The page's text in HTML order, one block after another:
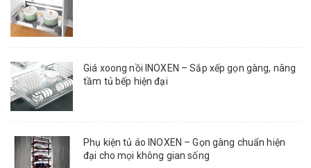
Giá xoong nồi INOXEN – Sắp xếp gọn gàng, nâng
tầm tủ bếp hiện đại
Phụ kiện tủ áo INOXEN – Gọn gàng chuẩn hiện
đại cho mọi không gian sống